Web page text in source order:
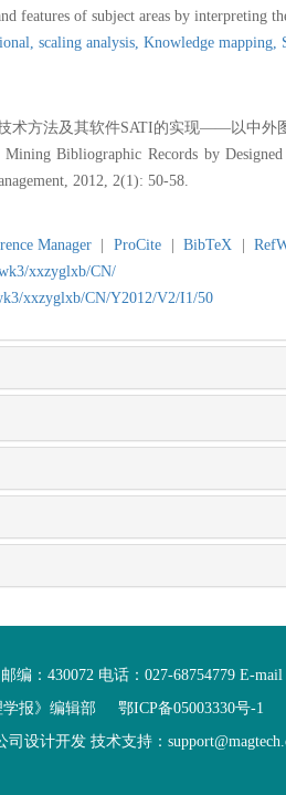
features of subject areas by interpreting
scaling analysis, Knowledge mapping,
方法及其软件SATI的实现——以中外
Bibliographic Records by
2012, 2(1): 50-58.
Manager ProCite BibTeX
xxzyglxb/CN/
xxzyglxb/CN/Y2012/V2/I1/50
：430072 电话：027-68754779 E-mail
学报》编辑部
鄂ICP备05003330号-1
设计开发 技术支持：